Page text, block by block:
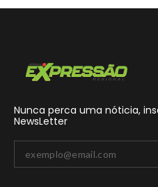
Nunca perca uma nóticia,
NewsLetter